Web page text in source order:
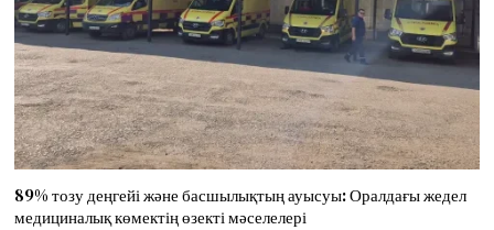
89% тозу деңгейі және басшылықтың ауысуы: Оралдағы жедел
медициналық көмектің өзекті мәселелері